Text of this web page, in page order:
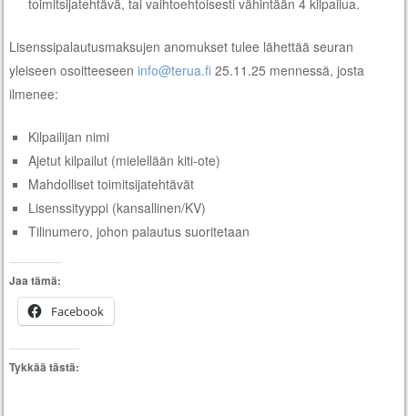
Lisenssipalautusmaksujen anomukset tulee lähettää seuran
yleiseen osoitteeseeninfo@terua.fi 25.11.25 mennessä, josta
ilmenee:
Kilpailijan nimi
Ajetut kilpailut (mielellään kiti-ote)
Mahdolliset toimitsijatehtävät
Lisenssityyppi (kansallinen/KV)
Tilinumero, johon palautus suoritetaan
Jaa tämä:
Facebook
Tykkää tästä: